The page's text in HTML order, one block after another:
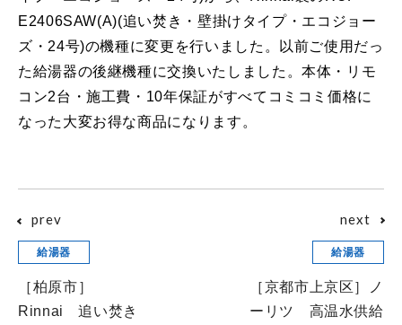
E2406SAW(A)(追い焚き・壁掛けタイプ・エコジョー
ズ・24号)の機種に変更を行いました。以前ご使用だっ
た給湯器の後継機種に交換いたしました。本体・リモ
コン2台・施工費・10年保証がすべてコミコミ価格に
なった大変お得な商品になります。
prev
給湯器
［柏原市］
Rinnai 追い焚き
next
給湯器
［京都市上京区］ノ
ーリツ 高温水供給